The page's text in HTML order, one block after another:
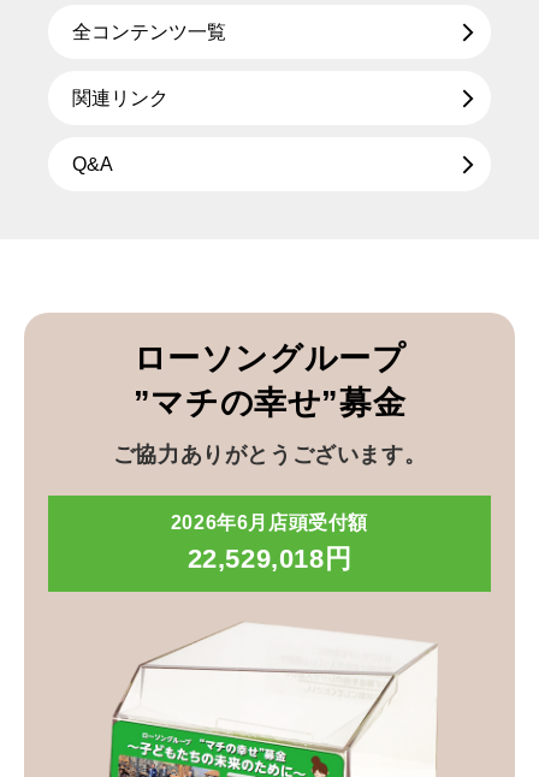
全コンテンツ一覧
関連リンク
Q&A
ローソングループ
”マチの幸せ”募金
ご協力ありがとうございます。
2026年6月店頭受付額
22,529,018円